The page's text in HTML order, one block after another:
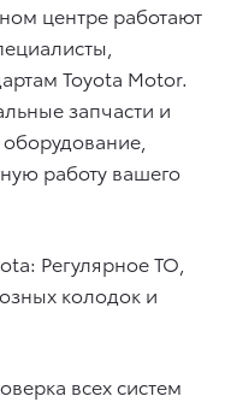
центре работают
Toyota Motor.
запчасти и
работу вашего
Регулярное ТО,
колодок и
всех систем